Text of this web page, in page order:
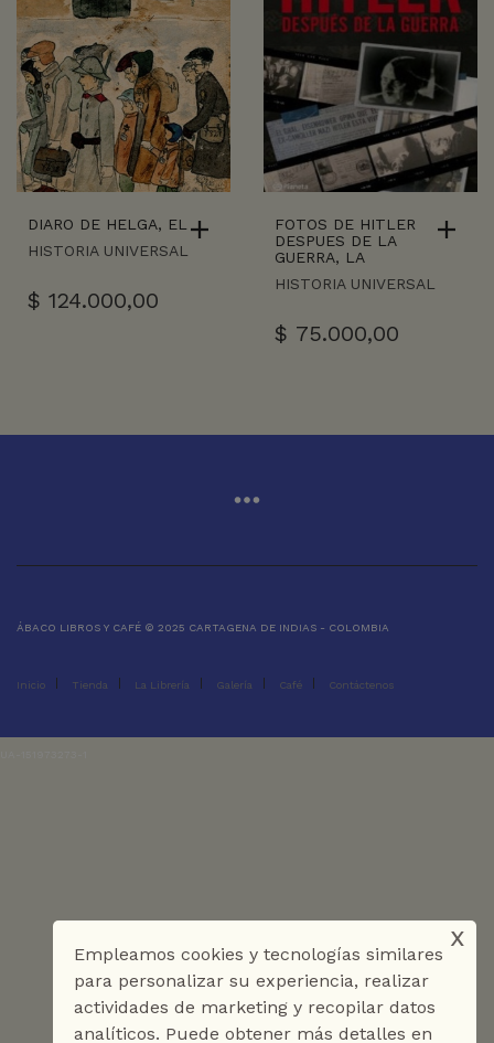
DIARO DE HELGA, EL
HISTORIA UNIVERSAL
$ 124.000,00
FOTOS DE HITLER
DESPUES DE LA
GUERRA, LA
HISTORIA UNIVERSAL
$ 75.000,00
ÁBACO LIBROS Y CAFÉ © 2025 CARTAGENA DE INDIAS - COLOMBIA
Inicio Tienda La Librería Galería Café Contáctenos
Empleamos cookies y tecnologías similares
para personalizar su experiencia, realizar
actividades de marketing y recopilar datos
analíticos. Puede obtener más detalles en
x